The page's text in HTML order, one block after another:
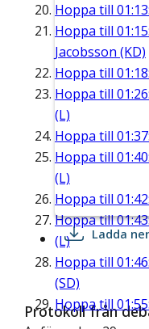
Hoppa till
Hoppa till
Jacobsson (KD)
Hoppa till
Hoppa till
(L)
Hoppa till
Hoppa till
(L)
Hoppa till
Hoppa till
(L)
Hoppa till
(SD)
Hoppa till
Ladda ner
Protokoll från